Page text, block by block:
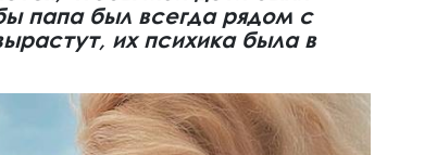
папа был всегда рядом с
их психика была в